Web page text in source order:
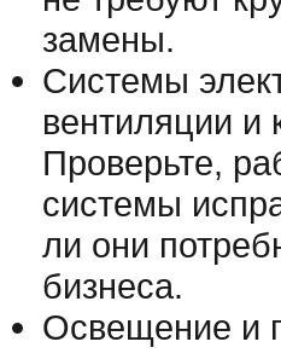
замены.
Системы
вентиляции и
Проверьте,
системы
ли они
бизнеса.
Освещение и